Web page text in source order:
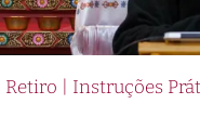
Retiro | Instruções